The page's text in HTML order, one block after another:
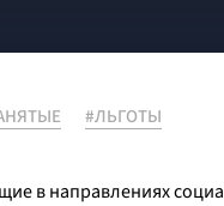
#ЛЬГОТЫ
в направлениях